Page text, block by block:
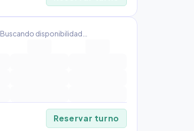
Buscando disponibilidad…
Reservar turno